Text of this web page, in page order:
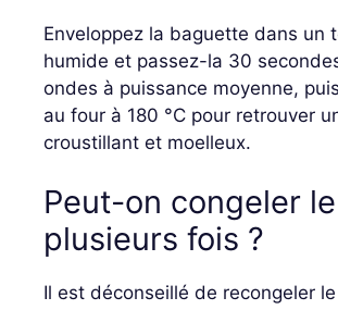
Enveloppez la baguette dans un
humide et passez-la 30
ondes à puissance moyenne,
au four à 180 °C pour retrouver
croustillant et moelleux.
Peut-on congeler
plusieurs fois ?
Il est déconseillé de recongeler